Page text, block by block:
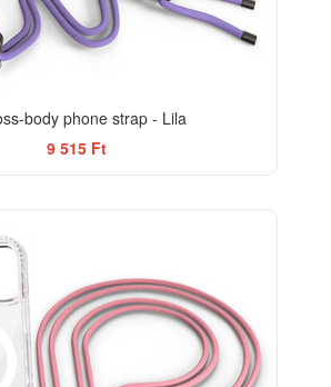
body phone strap - Lila
9 515 Ft